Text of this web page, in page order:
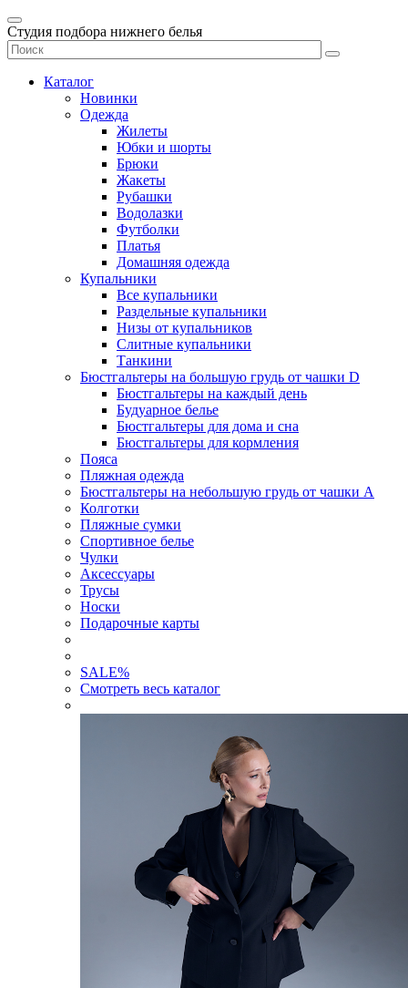
Студия подбора нижнего белья
Каталог
Новинки
Одежда
Жилеты
Юбки и шорты
Брюки
Жакеты
Рубашки
Водолазки
Футболки
Платья
Домашняя одежда
Купальники
Все купальники
Раздельные купальники
Низы от купальников
Слитные купальники
Танкини
Бюстгальтеры на большую грудь от чашки D
Бюстгальтеры на каждый день
Будуарное белье
Бюстгальтеры для дома и сна
Бюстгальтеры для кормления
Пояса
Пляжная одежда
Бюстгальтеры на небольшую грудь от чашки А
Колготки
Пляжные сумки
Спортивное белье
Чулки
Аксессуары
Трусы
Носки
Подарочные карты
SALE%
Смотреть весь каталог